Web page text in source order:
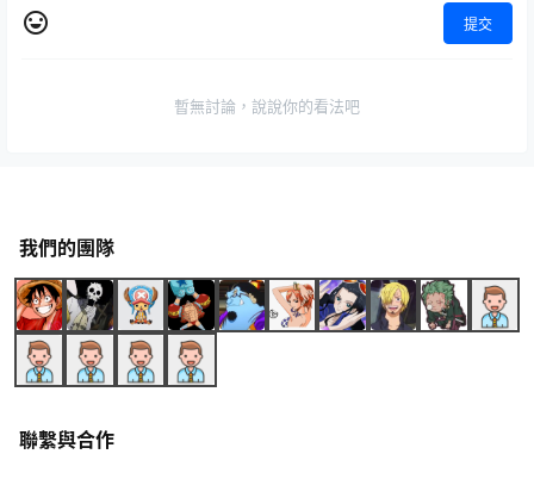
提交
暫無討論，說說你的看法吧
我們的團隊
聯繫與合作